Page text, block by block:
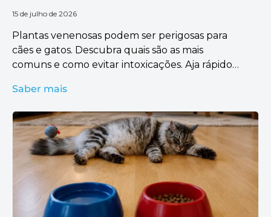
15 de julho de 2026
Plantas venenosas podem ser perigosas para
cães e gatos. Descubra quais são as mais
comuns e como evitar intoxicações. Aja rápido
Saber mais